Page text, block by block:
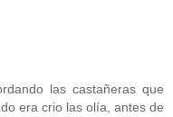
las castañeras que
era crio las olía, antes de